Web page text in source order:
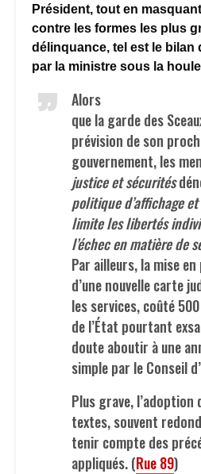
Président, tout en
contre les formes les plus
délinquance, tel est le bilan
par la ministre sous la
Alors
que la garde des
prévision de son
gouvernement, les
justice et sécurités
politique d’affichage
limite les libertés
l’échec en matière de
Par ailleurs, la mise
d’une nouvelle carte
les services, coûté
de l’État pourtant
doute aboutir à une
simple par le Conseil
Plus grave, l’adoption
textes, souvent
tenir compte des
appliqués. (Rue 89)